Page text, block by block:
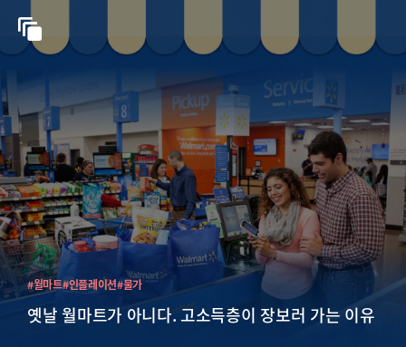
옛날 월마트가 아니다. 고소득층이 장보러 가는 이유
#월마트#인플레이션#물가